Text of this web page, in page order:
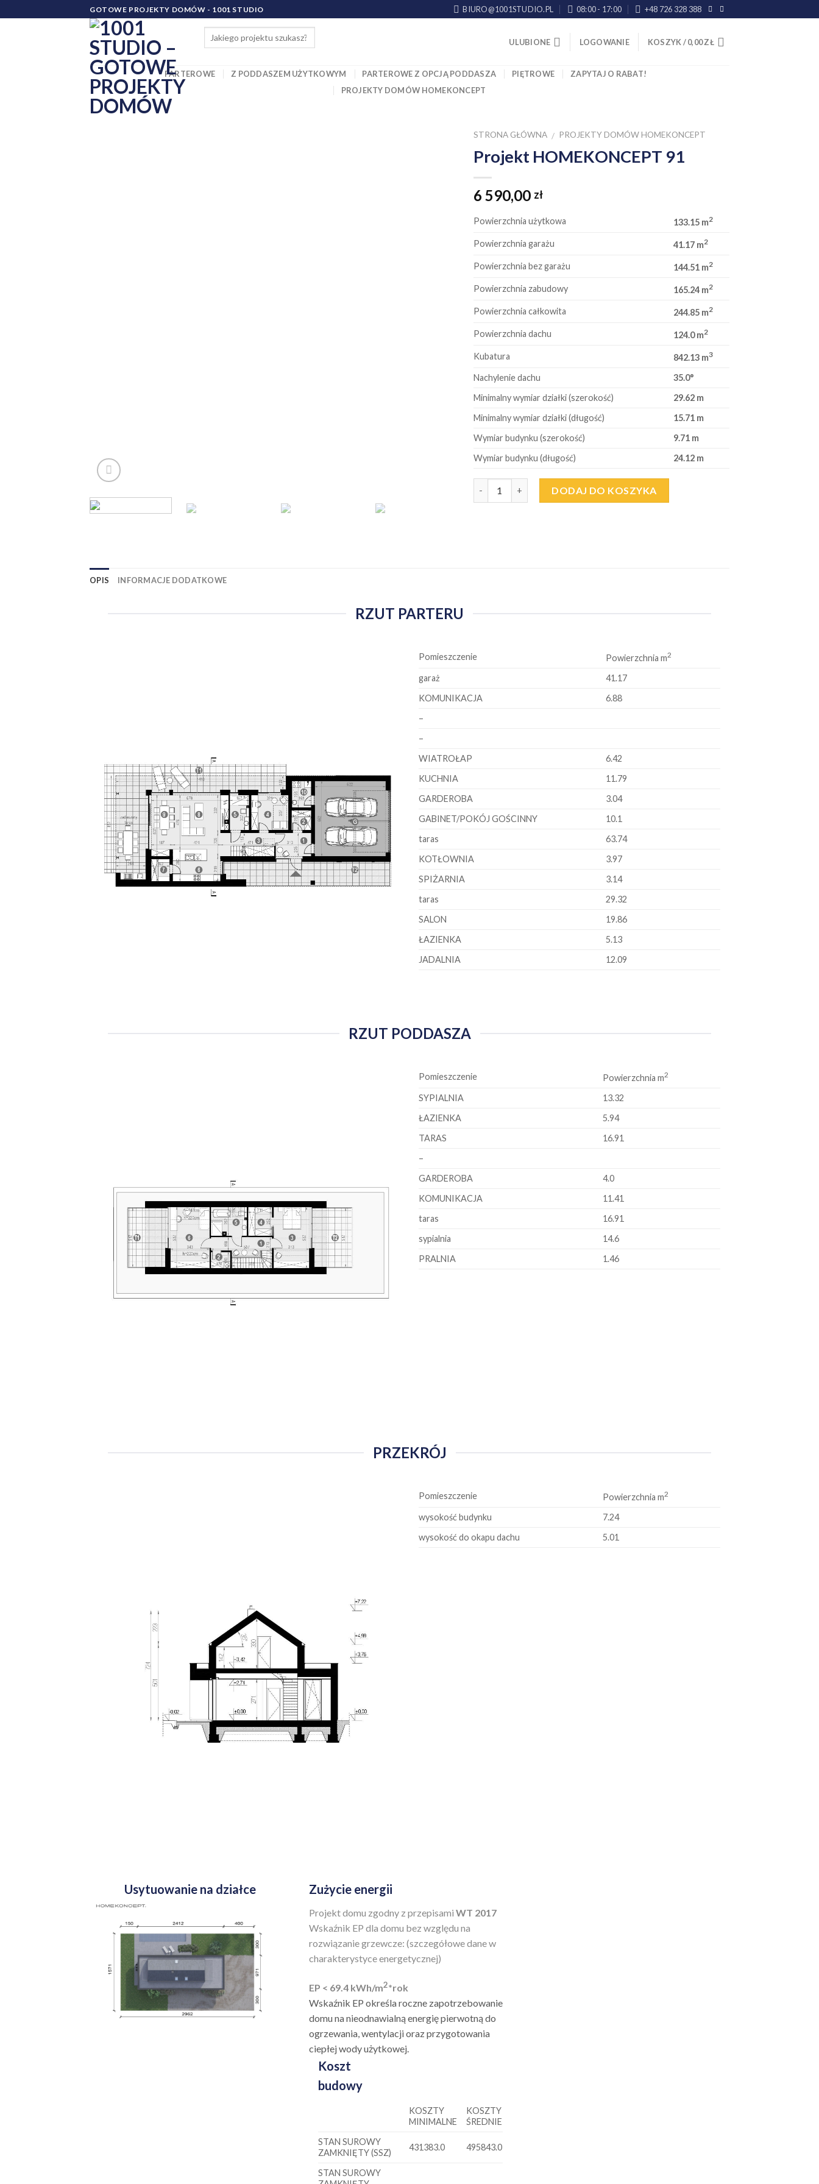
to
GOTOWE PROJEKTY DOMÓW - 1001 STUDIO BIURO@1001STUDIO.PL 08:00 - 17:00 +48 726 328 388
ULUBIONE LOGOWANIE KOSZYK /0,00ZŁ
PARTEROWE Z PODDASZEM UŻYTKOWYM PARTEROWE Z OPCJĄ PODDASZA PIĘTROWE
ZAPYTAJ O RABAT!
PROJEKTY DOMÓW HOMEKONCEPT
STRONA GŁÓWNA / PROJEKTY DOMÓW HOMEKONCEPT
Projekt HOMEKONCEPT 91
6 590,00 zł
Powierzchnia użytkowa 133.15 m2
Powierzchnia garażu 41.17 m2
Powierzchnia bez garażu 144.51 m2
Powierzchnia zabudowy 165.24 m2
Powierzchnia całkowita 244.85 m2
Powierzchnia dachu 124.0 m2
Kubatura 842.13 m3
Nachylenie dachu
35.0°
Minimalny wymiar działki (szerokość)
29.62 m
Minimalny wymiar działki (długość)
15.71 m
Wymiar budynku (szerokość)
9.71 m
Wymiar budynku (długość)
24.12 m
DODAJ DO KOSZYKA
OPIS INFORMACJE DODATKOWE
RZUT PARTERU
Pomieszczenie Powierzchnia m2
garaż
41.17
KOMUNIKACJA
6.88
–
–
WIATROŁAP
6.42
KUCHNIA
11.79
GARDEROBA
3.04
GABINET/POKÓJ GOŚCINNY
10.1
taras
63.74
KOTŁOWNIA
3.97
SPIŻARNIA
3.14
taras
29.32
SALON
19.86
ŁAZIENKA
5.13
JADALNIA
12.09
RZUT PODDASZA
Pomieszczenie Powierzchnia m2
SYPIALNIA
13.32
ŁAZIENKA
5.94
TARAS
16.91
–
GARDEROBA
4.0
KOMUNIKACJA
11.41
taras
16.91
sypialnia
14.6
PRALNIA
1.46
PRZEKRÓJ
Pomieszczenie Powierzchnia m2
wysokość budynku
7.24
wysokość do okapu dachu
5.01
Usytuowanie na działce Zużycie energii
Projekt domu zgodny z przepisami WT 2017
Wskaźnik EP dla domu bez względu na
rozwiązanie grzewcze: (szczegółowe dane w
charakterystyce energetycznej)
EP < 69.4 kWh/m2*rok
Wskaźnik EP określa roczne zapotrzebowanie
domu na nieodnawialną energię pierwotną do
ogrzewania, wentylacji oraz przygotowania
ciepłej wody użytkowej.
Koszt
budowy
KOSZTY
MINIMALNE
KOSZTY
ŚREDNIE
STAN SUROWY
ZAMKNIĘTY (SSZ)
431383.0 495843.0
STAN SUROWY